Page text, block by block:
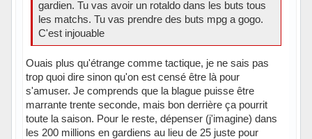
gardien. Tu vas avoir un rotaldo dans les buts tous
les matchs. Tu vas prendre des buts mpg a gogo.
C'est injouable
Ouais plus qu'étrange comme tactique, je ne sais pas
trop quoi dire sinon qu'on est censé être là pour
s'amuser. Je comprends que la blague puisse être
marrante trente seconde, mais bon derrière ça pourrit
toute la saison. Pour le reste, dépenser (j'imagine) dans
les 200 millions en gardiens au lieu de 25 juste pour